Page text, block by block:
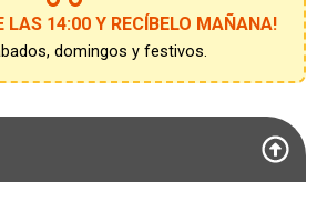
LAS 14:00 Y RECÍBELO MAÑANA!
domingos y festivos.